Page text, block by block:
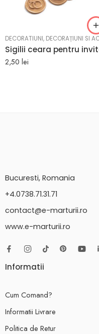
DECORATIUNI, DECORAȚIUNI SI ACCESORII
2,50 lei
Bucuresti, Romania
+4.0738.71.31.71
contact@e-marturii.ro
www.e-marturii.ro
Informatii
Cum Comand?
Informatii Livrare
Politica de Retur